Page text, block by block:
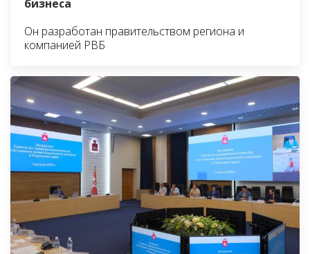
бизнеса
Он разработан правительством региона и
компанией РВБ